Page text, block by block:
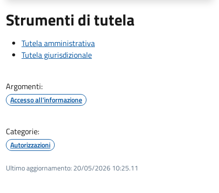
Strumenti di tutela
Tutela amministrativa
Tutela giurisdizionale
Argomenti:
Accesso all'informazione
Categorie:
Autorizzazioni
Ultimo aggiornamento: 20/05/2026 10:25.11